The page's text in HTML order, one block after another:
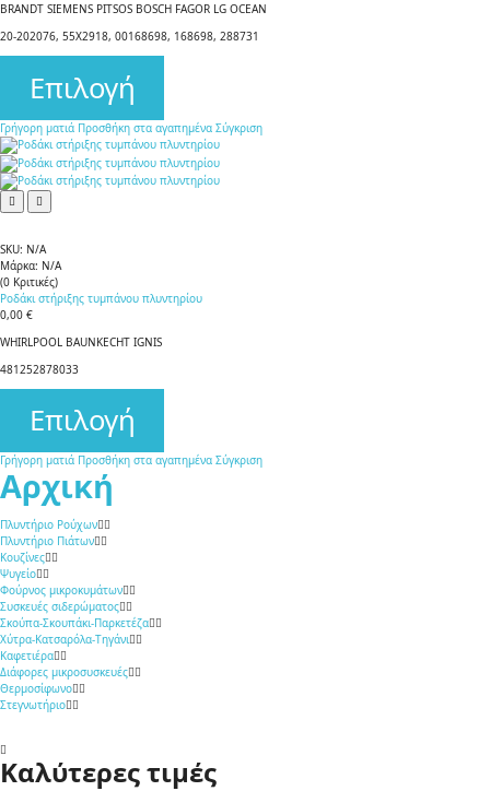
BRANDT SIEMENS PITSOS BOSCH FAGOR LG OCEAN
20-202076, 55X2918, 00168698, 168698, 288731
Επιλογή
Γρήγορη ματιά Προσθήκη στα αγαπημένα Σύγκριση
SKU: N/A
Μάρκα: N/A
(0 Κριτικές)
Ροδάκι στήριξης τυμπάνου πλυντηρίου
0,00 €
WHIRLPOOL BAUNKECHT IGNIS
481252878033
Επιλογή
Γρήγορη ματιά Προσθήκη στα αγαπημένα Σύγκριση
Αρχική
Πλυντήριο Ρούχων
Πλυντήριο Πιάτων
Κουζίνες
Ψυγείο
Φούρνος μικροκυμάτων
Συσκευές σιδερώματος
Σκούπα-Σκουπάκι-Παρκετέζα
Χύτρα-Κατσαρόλα-Τηγάνι
Καφετιέρα
Διάφορες μικροσυσκευές
Θερμοσίφωνο
Στεγνωτήριο
Καλύτερες τιμές